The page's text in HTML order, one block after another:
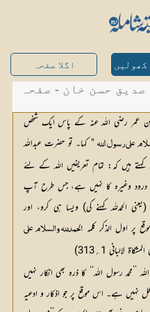
کھولیں اگلا صفحہ
حسن خان - صفحہ
عمر رضی اللہ عنہ کے پاس ایک شخص
علي رسول الله
" کہا۔ تو حضرت عبداللہ
صلی اللہ علیہ وسلم نے ہمیں تعلیم دی ہے (یعنی الحمدللہ کہنے کی) ویسا ہی کرو، اور
پر اول الذکر کلمہ
لالبانی 1 ؍313)
رسول اللہ‘‘ کا ذرہ بھی انکار نہیں
ہے۔ اس موقع پر جو اذکار و ادعیہ